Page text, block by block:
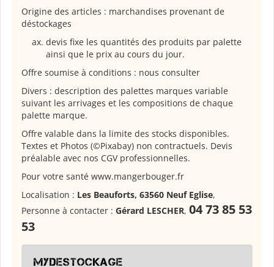
Origine des articles : marchandises provenant de
déstockages
devis fixe les quantités des produits par palette
ainsi que le prix au cours du jour.
Offre soumise à conditions : nous consulter
Divers : description des palettes marques variable
suivant les arrivages et les compositions de chaque
palette marque.
Offre valable dans la limite des stocks disponibles.
Textes et Photos (©Pixabay) non contractuels. Devis
préalable avec nos CGV professionnelles.
Pour votre santé www.mangerbouger.fr
Localisation : Les Beauforts, 63560 Neuf Eglise,
Personne à contacter : Gérard LESCHER, 04 73 85 53
53
Mydestockage